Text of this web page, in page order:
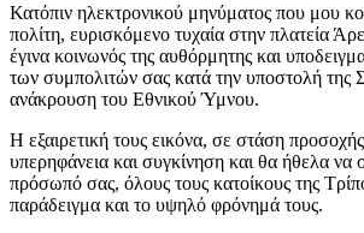
Κατόπιν ηλεκτρονικού μηνύματος που μου
πολίτη, ευρισκόμενο τυχαία στην πλατεία
έγινα κοινωνός της αυθόρμητης και
των συμπολιτών σας κατά την υποστολή της
ανάκρουση του Εθνικού Ύμνου.
Η εξαιρετική τους εικόνα, σε στάση
υπερηφάνεια και συγκίνηση και θα ήθελα
πρόσωπό σας, όλους τους κατοίκους της
παράδειγμα και το υψηλό φρόνημά τους.